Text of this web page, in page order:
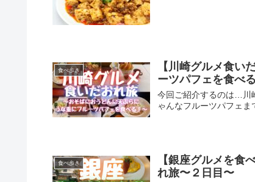
食べ歩き
【川崎グルメ食い
ーツパフェを食べ
今回ご紹介するのは…川
ゃんなフルーツパフェま
食べ歩き
【銀座グルメを食
れ旅〜２日目〜